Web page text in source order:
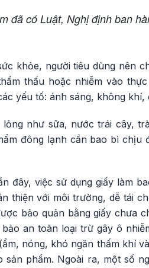
đã có Luật, Nghị định ban
khỏe, người tiêu dùng nên
thấu hoặc nhiễm vào
yếu tố: ánh sáng, không
lỏng như sữa, nước trái cây,
đông lạnh cần bao bì chịu
đây, việc sử dụng giấy làm
thiện với môi trường, dễ tái
bảo quản bằng giấy chưa
an toàn loại trừ gây ô
nóng, khó ngăn thấm khí
sản phẩm. Ngoài ra, một số